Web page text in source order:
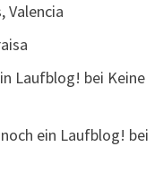
Valencia
Laufblog! bei Keine
ein Laufblog! bei